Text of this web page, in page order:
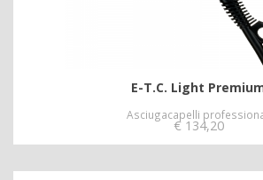
E-T.C. Light
Asciugacapelli
€ 134,20